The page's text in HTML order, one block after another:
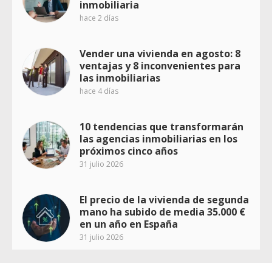
inmobiliaria
hace 2 días
Vender una vivienda en agosto: 8
ventajas y 8 inconvenientes para
las inmobiliarias
hace 4 días
10 tendencias que transformarán
las agencias inmobiliarias en los
próximos cinco años
31 julio 2026
El precio de la vivienda de segunda
mano ha subido de media 35.000 €
en un año en España
31 julio 2026